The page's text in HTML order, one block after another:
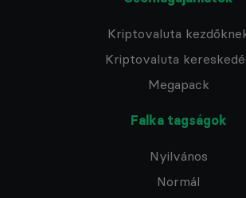
Kriptovaluta
Kriptovaluta
Megapack
Falka tagságok
Nyilvános
Normál